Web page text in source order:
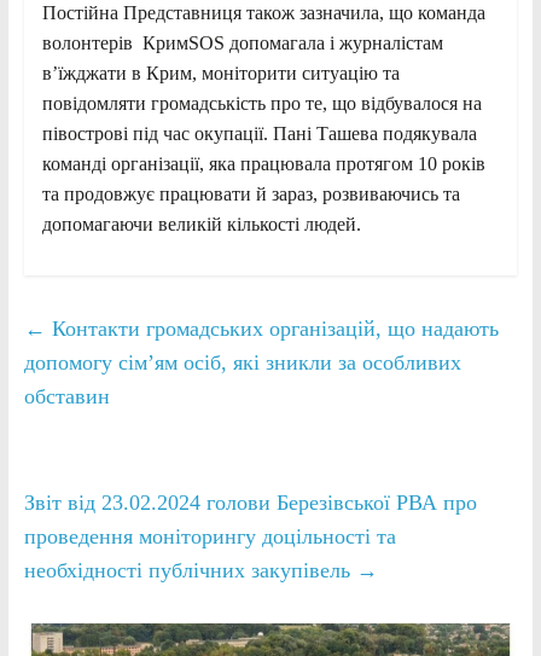
Постійна Представниця також зазначила, що команда
волонтерів КримSOS допомагала і журналістам
в’їжджати в Крим, моніторити ситуацію та
повідомляти громадськість про те, що відбувалося на
півострові під час окупації. Пані Ташева подякувала
команді організації, яка працювала протягом 10 років
та продовжує працювати й зараз, розвиваючись та
допомагаючи великій кількості людей.
← Контакти громадських організацій, що надають
допомогу сім’ям осіб, які зникли за особливих
обставин
Звіт від 23.02.2024 голови Березівської РВА про
проведення моніторингу доцільності та
необхідності публічних закупівель →